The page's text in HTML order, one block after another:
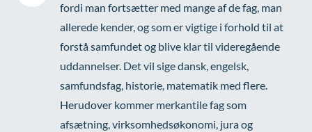
fordi man fortsætter med mange af de fag, man
allerede kender, og som er vigtige i forhold til at
forstå samfundet og blive klar til videregående
uddannelser. Det vil sige dansk, engelsk,
samfundsfag, historie, matematik med flere.
Herudover kommer merkantile fag som
afsætning, virksomhedsøkonomi, jura og